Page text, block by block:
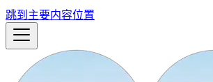
跳到主要内容位置